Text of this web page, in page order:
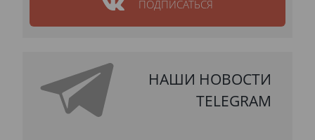
ПОДПИСАТЬСЯ
НАШИ НОВОСТИ
TELEGRAM